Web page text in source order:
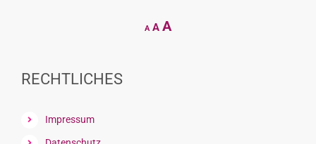
A
Decrease
font
A Reset
AIncrease
RECHTLICHES
Impressum